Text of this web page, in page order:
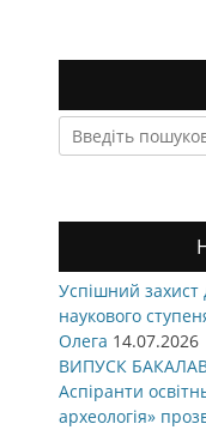
Search
for:
Успішний захист
наукового
Олега 14.07.2026
ВИПУСК
Аспіранти
археологія»